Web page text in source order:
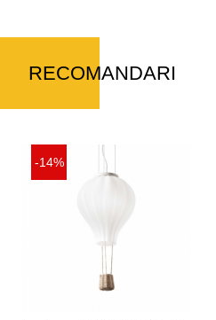
RECOMANDARI
-14%